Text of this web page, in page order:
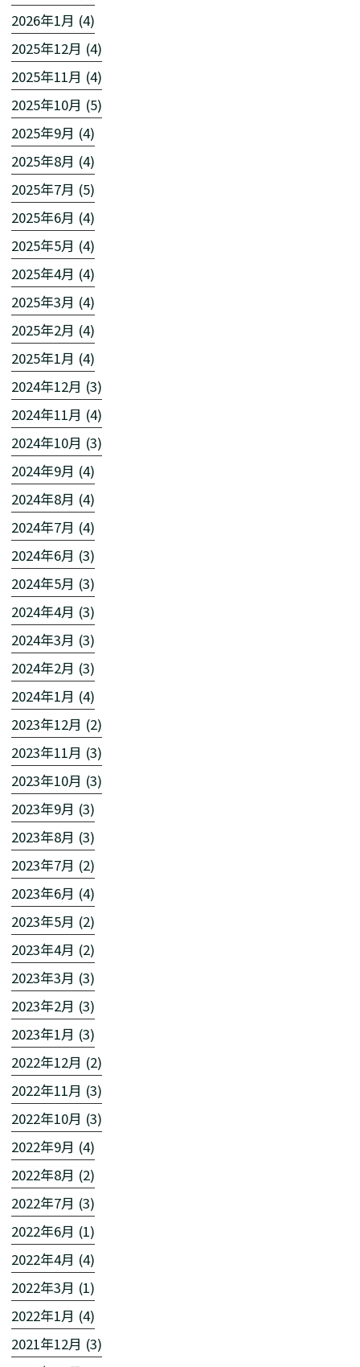
2026年1月 (4)
2025年12月 (4)
2025年11月 (4)
2025年10月 (5)
2025年9月 (4)
2025年8月 (4)
2025年7月 (5)
2025年6月 (4)
2025年5月 (4)
2025年4月 (4)
2025年3月 (4)
2025年2月 (4)
2025年1月 (4)
2024年12月 (3)
2024年11月 (4)
2024年10月 (3)
2024年9月 (4)
2024年8月 (4)
2024年7月 (4)
2024年6月 (3)
2024年5月 (3)
2024年4月 (3)
2024年3月 (3)
2024年2月 (3)
2024年1月 (4)
2023年12月 (2)
2023年11月 (3)
2023年10月 (3)
2023年9月 (3)
2023年8月 (3)
2023年7月 (2)
2023年6月 (4)
2023年5月 (2)
2023年4月 (2)
2023年3月 (3)
2023年2月 (3)
2023年1月 (3)
2022年12月 (2)
2022年11月 (3)
2022年10月 (3)
2022年9月 (4)
2022年8月 (2)
2022年7月 (3)
2022年6月 (1)
2022年4月 (4)
2022年3月 (1)
2022年1月 (4)
2021年12月 (3)